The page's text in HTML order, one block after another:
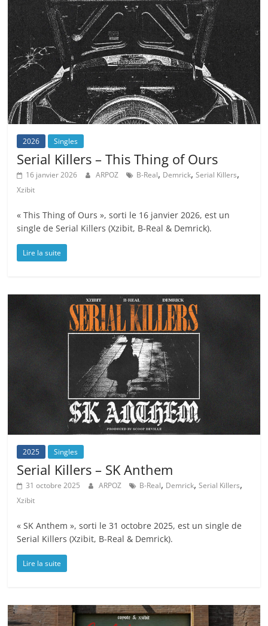
2026 Singles
Serial Killers – This Thing of Ours
16 janvier 2026 ARPOZ B-Real, Demrick,Serial Killers,
Xzibit
« This Thing of Ours », sorti le 16 janvier 2026, est un
single de Serial Killers (Xzibit, B-Real & Demrick).
Lire la suite
2025 Singles
Serial Killers – SK Anthem
31 octobre 2025 ARPOZ B-Real, Demrick,Serial Killers,
Xzibit
« SK Anthem », sorti le 31 octobre 2025, est un single de
Serial Killers (Xzibit, B-Real & Demrick).
Lire la suite